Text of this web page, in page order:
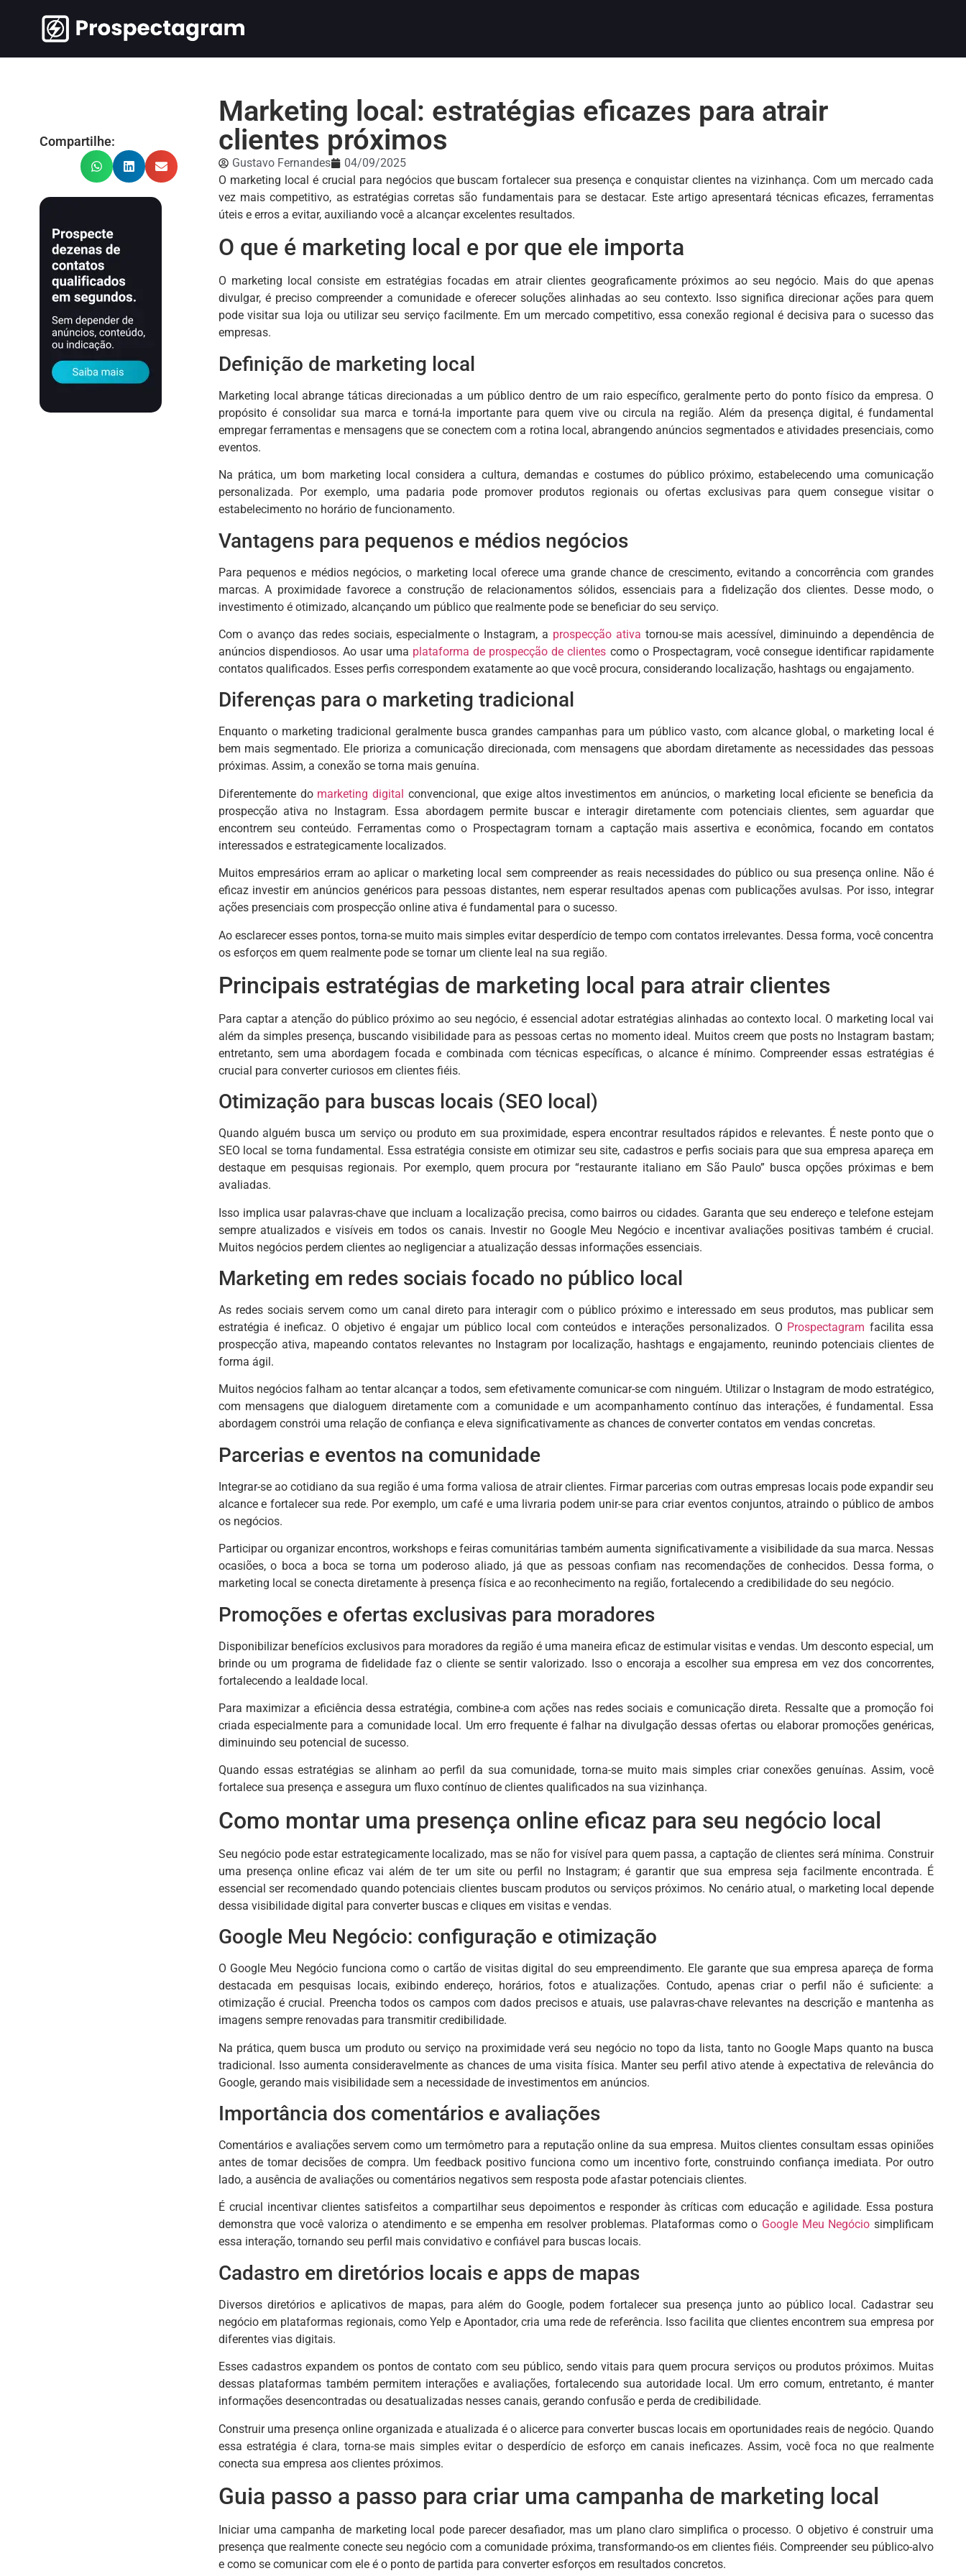
Compartilhe:
Marketing local: estratégias eficazes para atrair
clientes próximos
Gustavo Fernandes
04/09/2025
O marketing local é crucial para negócios que buscam fortalecer sua presença e conquistar clientes na vizinhança. Com um mercado cada
vez mais competitivo, as estratégias corretas são fundamentais para se destacar. Este artigo apresentará técnicas eficazes, ferramentas
úteis e erros a evitar, auxiliando você a alcançar excelentes resultados.
O que é marketing local e por que ele importa
O marketing local consiste em estratégias focadas em atrair clientes geograficamente próximos ao seu negócio. Mais do que apenas
divulgar, é preciso compreender a comunidade e oferecer soluções alinhadas ao seu contexto. Isso significa direcionar ações para quem
pode visitar sua loja ou utilizar seu serviço facilmente. Em um mercado competitivo, essa conexão regional é decisiva para o sucesso das
empresas.
Definição de marketing local
Marketing local abrange táticas direcionadas a um público dentro de um raio específico, geralmente perto do ponto físico da empresa. O
propósito é consolidar sua marca e torná-la importante para quem vive ou circula na região. Além da presença digital, é fundamental
empregar ferramentas e mensagens que se conectem com a rotina local, abrangendo anúncios segmentados e atividades presenciais, como
eventos.
Na prática, um bom marketing local considera a cultura, demandas e costumes do público próximo, estabelecendo uma comunicação
personalizada. Por exemplo, uma padaria pode promover produtos regionais ou ofertas exclusivas para quem consegue visitar o
estabelecimento no horário de funcionamento.
Vantagens para pequenos e médios negócios
Para pequenos e médios negócios, o marketing local oferece uma grande chance de crescimento, evitando a concorrência com grandes
marcas. A proximidade favorece a construção de relacionamentos sólidos, essenciais para a fidelização dos clientes. Desse modo, o
investimento é otimizado, alcançando um público que realmente pode se beneficiar do seu serviço.
Com o avanço das redes sociais, especialmente o Instagram, a prospecção ativa tornou-se mais acessível, diminuindo a dependência de
anúncios dispendiosos. Ao usar uma plataforma de prospecção de clientes como o Prospectagram, você consegue identificar rapidamente
contatos qualificados. Esses perfis correspondem exatamente ao que você procura, considerando localização, hashtags ou engajamento.
Diferenças para o marketing tradicional
Enquanto o marketing tradicional geralmente busca grandes campanhas para um público vasto, com alcance global, o marketing local é
bem mais segmentado. Ele prioriza a comunicação direcionada, com mensagens que abordam diretamente as necessidades das pessoas
próximas. Assim, a conexão se torna mais genuína.
Diferentemente do marketing digital convencional, que exige altos investimentos em anúncios, o marketing local eficiente se beneficia da
prospecção ativa no Instagram. Essa abordagem permite buscar e interagir diretamente com potenciais clientes, sem aguardar que
encontrem seu conteúdo. Ferramentas como o Prospectagram tornam a captação mais assertiva e econômica, focando em contatos
interessados e estrategicamente localizados.
Muitos empresários erram ao aplicar o marketing local sem compreender as reais necessidades do público ou sua presença online. Não é
eficaz investir em anúncios genéricos para pessoas distantes, nem esperar resultados apenas com publicações avulsas. Por isso, integrar
ações presenciais com prospecção online ativa é fundamental para o sucesso.
Ao esclarecer esses pontos, torna-se muito mais simples evitar desperdício de tempo com contatos irrelevantes. Dessa forma, você concentra
os esforços em quem realmente pode se tornar um cliente leal na sua região.
Principais estratégias de marketing local para atrair clientes
Para captar a atenção do público próximo ao seu negócio, é essencial adotar estratégias alinhadas ao contexto local. O marketing local vai
além da simples presença, buscando visibilidade para as pessoas certas no momento ideal. Muitos creem que posts no Instagram bastam;
entretanto, sem uma abordagem focada e combinada com técnicas específicas, o alcance é mínimo. Compreender essas estratégias é
crucial para converter curiosos em clientes fiéis.
Otimização para buscas locais (SEO local)
Quando alguém busca um serviço ou produto em sua proximidade, espera encontrar resultados rápidos e relevantes. É neste ponto que o
SEO local se torna fundamental. Essa estratégia consiste em otimizar seu site, cadastros e perfis sociais para que sua empresa apareça em
destaque em pesquisas regionais. Por exemplo, quem procura por “restaurante italiano em São Paulo” busca opções próximas e bem
avaliadas.
Isso implica usar palavras-chave que incluam a localização precisa, como bairros ou cidades. Garanta que seu endereço e telefone estejam
sempre atualizados e visíveis em todos os canais. Investir no Google Meu Negócio e incentivar avaliações positivas também é crucial.
Muitos negócios perdem clientes ao negligenciar a atualização dessas informações essenciais.
Marketing em redes sociais focado no público local
As redes sociais servem como um canal direto para interagir com o público próximo e interessado em seus produtos, mas publicar sem
estratégia é ineficaz. O objetivo é engajar um público local com conteúdos e interações personalizados. O Prospectagram facilita essa
prospecção ativa, mapeando contatos relevantes no Instagram por localização, hashtags e engajamento, reunindo potenciais clientes de
forma ágil.
Muitos negócios falham ao tentar alcançar a todos, sem efetivamente comunicar-se com ninguém. Utilizar o Instagram de modo estratégico,
com mensagens que dialoguem diretamente com a comunidade e um acompanhamento contínuo das interações, é fundamental. Essa
abordagem constrói uma relação de confiança e eleva significativamente as chances de converter contatos em vendas concretas.
Parcerias e eventos na comunidade
Integrar-se ao cotidiano da sua região é uma forma valiosa de atrair clientes. Firmar parcerias com outras empresas locais pode expandir seu
alcance e fortalecer sua rede. Por exemplo, um café e uma livraria podem unir-se para criar eventos conjuntos, atraindo o público de ambos
os negócios.
Participar ou organizar encontros, workshops e feiras comunitárias também aumenta significativamente a visibilidade da sua marca. Nessas
ocasiões, o boca a boca se torna um poderoso aliado, já que as pessoas confiam nas recomendações de conhecidos. Dessa forma, o
marketing local se conecta diretamente à presença física e ao reconhecimento na região, fortalecendo a credibilidade do seu negócio.
Promoções e ofertas exclusivas para moradores
Disponibilizar benefícios exclusivos para moradores da região é uma maneira eficaz de estimular visitas e vendas. Um desconto especial, um
brinde ou um programa de fidelidade faz o cliente se sentir valorizado. Isso o encoraja a escolher sua empresa em vez dos concorrentes,
fortalecendo a lealdade local.
Para maximizar a eficiência dessa estratégia, combine-a com ações nas redes sociais e comunicação direta. Ressalte que a promoção foi
criada especialmente para a comunidade local. Um erro frequente é falhar na divulgação dessas ofertas ou elaborar promoções genéricas,
diminuindo seu potencial de sucesso.
Quando essas estratégias se alinham ao perfil da sua comunidade, torna-se muito mais simples criar conexões genuínas. Assim, você
fortalece sua presença e assegura um fluxo contínuo de clientes qualificados na sua vizinhança.
Como montar uma presença online eficaz para seu negócio local
Seu negócio pode estar estrategicamente localizado, mas se não for visível para quem passa, a captação de clientes será mínima. Construir
uma presença online eficaz vai além de ter um site ou perfil no Instagram; é garantir que sua empresa seja facilmente encontrada. É
essencial ser recomendado quando potenciais clientes buscam produtos ou serviços próximos. No cenário atual, o marketing local depende
dessa visibilidade digital para converter buscas e cliques em visitas e vendas.
Google Meu Negócio: configuração e otimização
O Google Meu Negócio funciona como o cartão de visitas digital do seu empreendimento. Ele garante que sua empresa apareça de forma
destacada em pesquisas locais, exibindo endereço, horários, fotos e atualizações. Contudo, apenas criar o perfil não é suficiente: a
otimização é crucial. Preencha todos os campos com dados precisos e atuais, use palavras-chave relevantes na descrição e mantenha as
imagens sempre renovadas para transmitir credibilidade.
Na prática, quem busca um produto ou serviço na proximidade verá seu negócio no topo da lista, tanto no Google Maps quanto na busca
tradicional. Isso aumenta consideravelmente as chances de uma visita física. Manter seu perfil ativo atende à expectativa de relevância do
Google, gerando mais visibilidade sem a necessidade de investimentos em anúncios.
Importância dos comentários e avaliações
Comentários e avaliações servem como um termômetro para a reputação online da sua empresa. Muitos clientes consultam essas opiniões
antes de tomar decisões de compra. Um feedback positivo funciona como um incentivo forte, construindo confiança imediata. Por outro
lado, a ausência de avaliações ou comentários negativos sem resposta pode afastar potenciais clientes.
É crucial incentivar clientes satisfeitos a compartilhar seus depoimentos e responder às críticas com educação e agilidade. Essa postura
demonstra que você valoriza o atendimento e se empenha em resolver problemas. Plataformas como o Google Meu Negócio simplificam
essa interação, tornando seu perfil mais convidativo e confiável para buscas locais.
Cadastro em diretórios locais e apps de mapas
Diversos diretórios e aplicativos de mapas, para além do Google, podem fortalecer sua presença junto ao público local. Cadastrar seu
negócio em plataformas regionais, como Yelp e Apontador, cria uma rede de referência. Isso facilita que clientes encontrem sua empresa por
diferentes vias digitais.
Esses cadastros expandem os pontos de contato com seu público, sendo vitais para quem procura serviços ou produtos próximos. Muitas
dessas plataformas também permitem interações e avaliações, fortalecendo sua autoridade local. Um erro comum, entretanto, é manter
informações desencontradas ou desatualizadas nesses canais, gerando confusão e perda de credibilidade.
Construir uma presença online organizada e atualizada é o alicerce para converter buscas locais em oportunidades reais de negócio. Quando
essa estratégia é clara, torna-se mais simples evitar o desperdício de esforço em canais ineficazes. Assim, você foca no que realmente
conecta sua empresa aos clientes próximos.
Guia passo a passo para criar uma campanha de marketing local
Iniciar uma campanha de marketing local pode parecer desafiador, mas um plano claro simplifica o processo. O objetivo é construir uma
presença que realmente conecte seu negócio com a comunidade próxima, transformando-os em clientes fiéis. Compreender seu público-alvo
e como se comunicar com ele é o ponto de partida para converter esforços em resultados concretos.